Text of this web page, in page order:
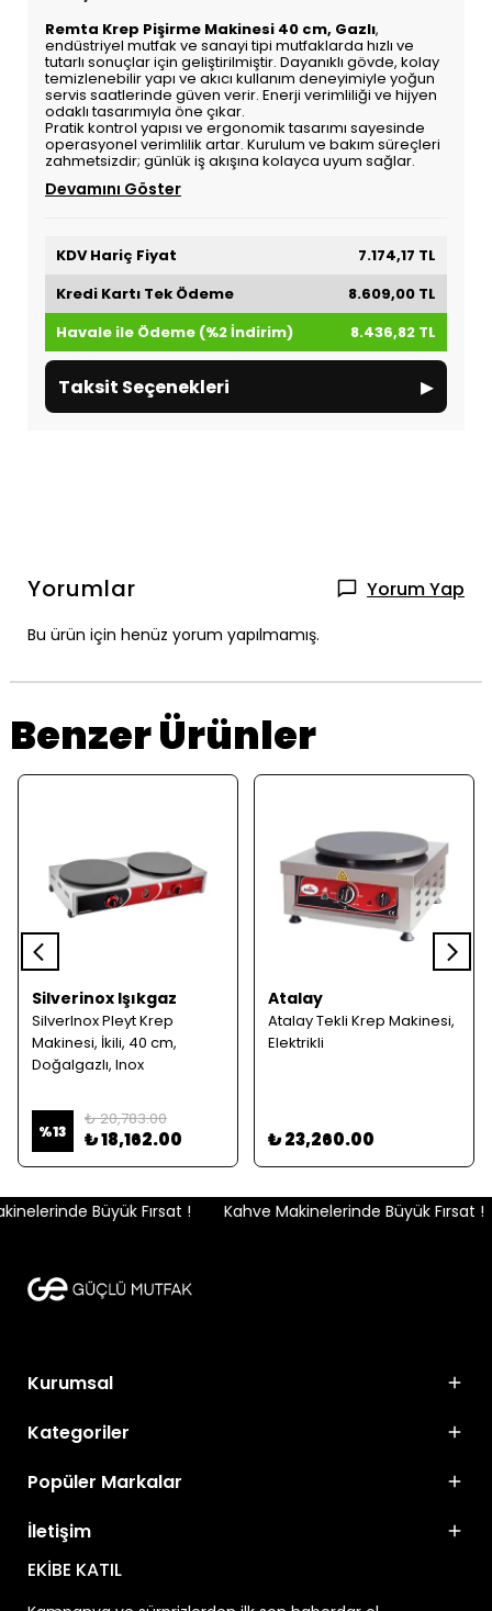
Remta Krep Pişirme Makinesi 40 cm, Gazlı,
endüstriyel mutfak ve sanayi tipi mutfaklarda hızlı ve
tutarlı sonuçlar için geliştirilmiştir. Dayanıklı gövde, kolay
temizlenebilir yapı ve akıcı kullanım deneyimiyle yoğun
servis saatlerinde güven verir. Enerji verimliliği ve hijyen
odaklı tasarımıyla öne çıkar.
Pratik kontrol yapısı ve ergonomik tasarımı sayesinde
operasyonel verimlilik artar. Kurulum ve bakım süreçleri
zahmetsizdir; günlük iş akışına kolayca uyum sağlar.
Devamını Göster
KDV Hariç Fiyat
7.174,17 TL
Kredi Kartı Tek Ödeme
8.609,00 TL
Havale ile Ödeme (%2 İndirim)
8.436,82 TL
Taksit Seçenekleri ▸
Yorumlar Yorum Yap
Bu ürün için henüz yorum yapılmamış.
Benzer Ürünler
Silverinox Işıkgaz
SilverInox Pleyt Krep
Makinesi, İkili, 40 cm,
Doğalgazlı, Inox
%13
₺ 20,783.00
₺ 18,162.00
Atalay
Atalay Tekli Krep Makinesi,
Elektrikli
₺ 23,260.00
Büyük Fırsat ! Kahve Makinelerinde Büyük Fırsat !
Kurumsal
Kategoriler
Popüler Markalar
İletişim
EKİBE KATIL